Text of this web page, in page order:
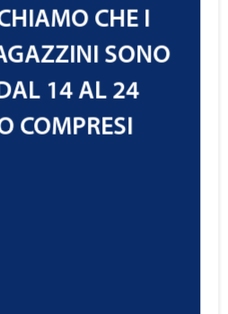
CHE I
SONO
14 AL 24
COMPRESI